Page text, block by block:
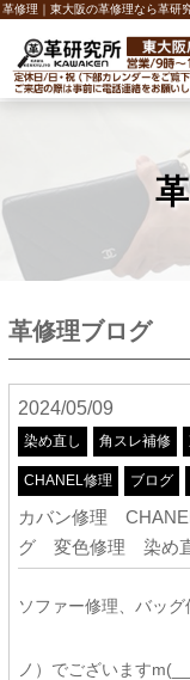
革修理｜東大阪の革修理なら革研
革修理ブログ
2024/05/09
染め直し 角スレ補修
CHANEL修理 ブログ
カバン修理
グ 変色修理 染め
ソファー修理、バッ
ノ）でございます